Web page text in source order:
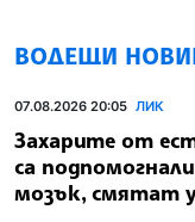
ВОДЕЩИ
07.08.2026 20:05 ЛИК
Захарите от
са
мозък, смятат